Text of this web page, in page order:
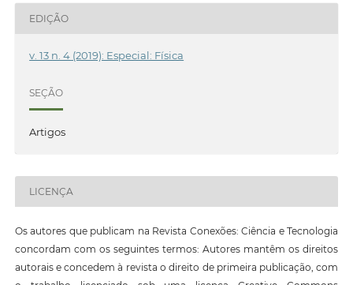
EDIÇÃO
v. 13 n. 4 (2019): Especial: Física
SEÇÃO
Artigos
LICENÇA
Os autores que publicam na Revista Conexões: Ciência e Tecnologia
concordam com os seguintes termos: Autores mantêm os direitos
autorais e concedem à revista o direito de primeira publicação, com